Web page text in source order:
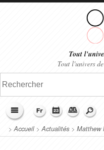
Tout
Tout l'univers
>Accueil>Actualités > Matthew